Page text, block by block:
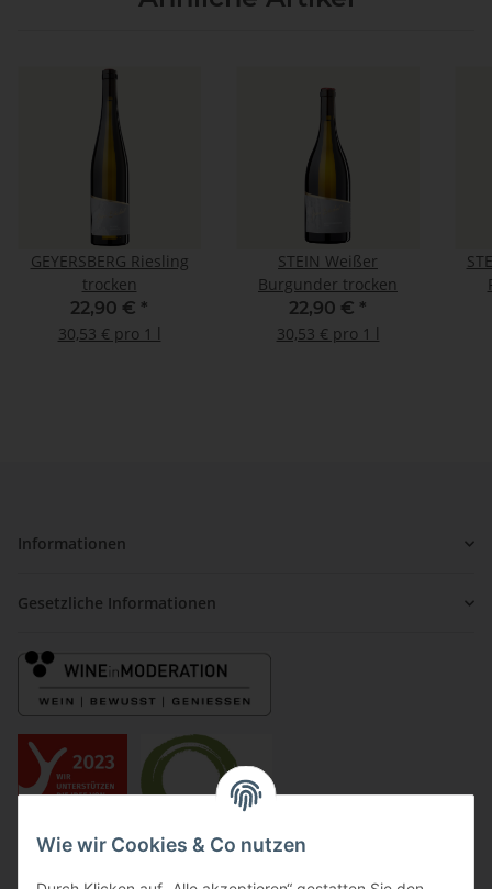
Wie wir Cookies & Co nutzen
GEYERSBERG Riesling
trocken
22,90 € *
30,53 € pro 1 l
STEIN Weißer
Burgunder trocken
22,90 € *
30,53 € pro 1 l
Informationen
Gesetzliche Informationen